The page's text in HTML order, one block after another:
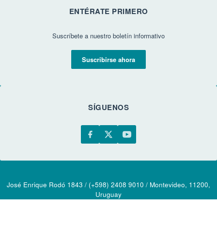
ENTÉRATE PRIMERO
Suscríbete a nuestro boletín informativo
Suscribirse ahora
SÍGUENOS
José Enrique Rodó 1843 / (+598) 2408 9010 / Montevideo, 11200,
Uruguay